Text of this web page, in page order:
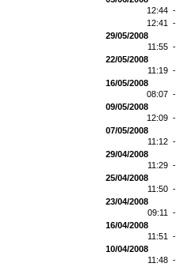
12:44 -
12:41 -
29/05/2008
11:55 -
22/05/2008
11:19 -
16/05/2008
08:07 -
09/05/2008
12:09 -
07/05/2008
11:12 -
29/04/2008
11:29 -
25/04/2008
11:50 -
23/04/2008
09:11 -
16/04/2008
11:51 -
10/04/2008
11:48 -